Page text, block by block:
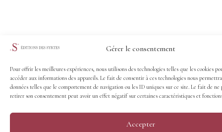
Gérer le consentement
Pour offrir les meilleures expériences, nous utilisons des technologies telles que les cookies
accéder aux informations des appareils. Le fait de consentir à ces technologies nous
données telles que le comportement de navigation ou les ID uniques sur ce site. Le fait de ne
retirer son consentement peut avoir un effet négatif sur certaines caractéristiques et
Accepter